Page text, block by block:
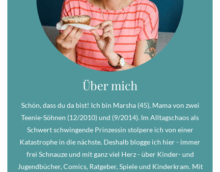
Über mich
Schön, dass du da bist! Ich bin Marsha (45), Mama von zwei
Teenie-Söhnen (12/2010) und (9/2014). Im Alltagschaos als
Schwert schwingende Prinzessin stolpere ich von einer
Katastrophe in die nächste. Deshalb blogge ich hier - immer
frei Schnauze und mit ganz viel Herz - über Kinder- und
Jugendbücher, Comics, Ratgeber, Spiele und Kinderkram. Mit